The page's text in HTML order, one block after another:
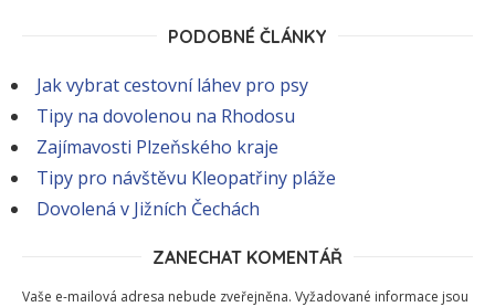
PODOBNÉ ČLÁNKY
Jak vybrat cestovní láhev pro psy
Tipy na dovolenou na Rhodosu
Zajímavosti Plzeňského kraje
Tipy pro návštěvu Kleopatřiny pláže
Dovolená v Jižních Čechách
ZANECHAT KOMENTÁŘ
Vaše e-mailová adresa nebude zveřejněna. Vyžadované informace jsou